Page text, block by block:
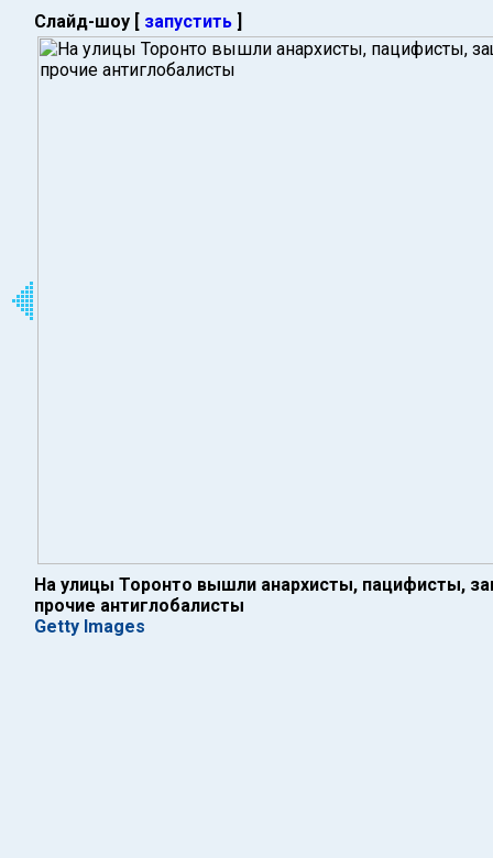
Слайд-шоу [ запустить ]
На улицы Торонто вышли анархисты, пацифисты,
прочие антиглобалисты
Getty Images